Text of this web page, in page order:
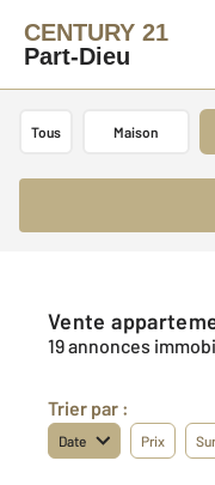
CENTURY 21
Part-Dieu
Tous Maison
Vente
19 annonces
Trier par :
Date Prix